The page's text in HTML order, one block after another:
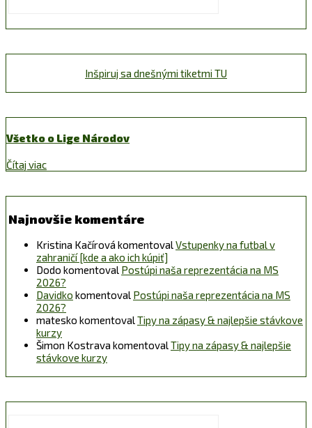
Inšpiruj sa dnešnými tiketmi TU
Všetko o Lige Národov
Čítaj viac
Najnovšie komentáre
Kristina Kačírová komentovalVstupenky na futbal v
zahraničí [kde a ako ich kúpiť]
Dodo komentoval Postúpi naša reprezentácia na MS
2026?
Davidko komentoval Postúpi naša reprezentácia na MS
2026?
matesko komentovalTipy na zápasy & najlepšie stávkove
kurzy
Šimon Kostrava komentovalTipy na zápasy & najlepšie
stávkove kurzy